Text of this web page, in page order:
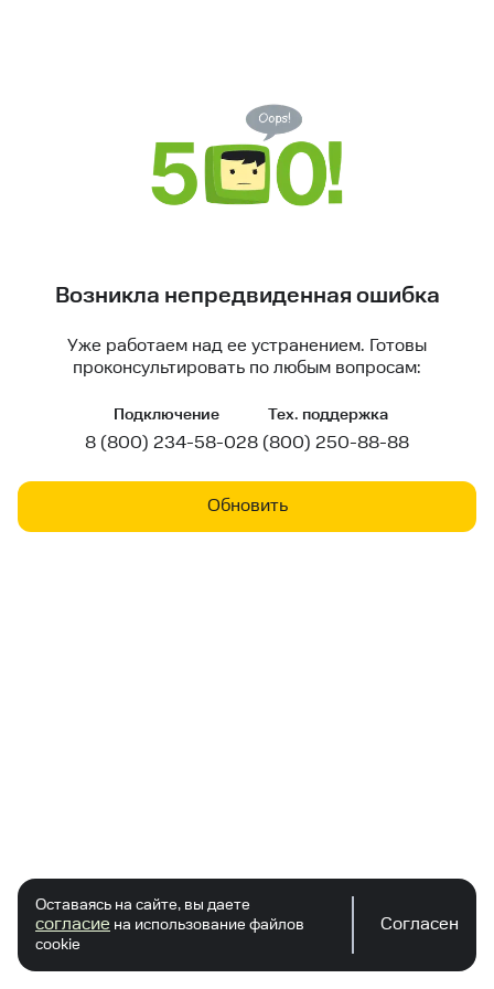
Возникла непредвиденная ошибка
Уже работаем над ее устранением. Готовы
проконсультировать по любым вопросам:
Подключение
8 (800) 234-58-02
Тех. поддержка
8 (800) 250-88-88
Обновить
Оставаясь на сайте, вы даете
согласие на использование файлов
cookie
Согласен